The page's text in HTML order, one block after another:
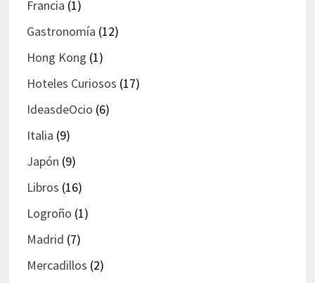
Francia (1)
Gastronomía (12)
Hong Kong (1)
Hoteles Curiosos (17)
IdeasdeOcio (6)
Italia (9)
Japón (9)
Libros (16)
Logroño (1)
Madrid (7)
Mercadillos (2)